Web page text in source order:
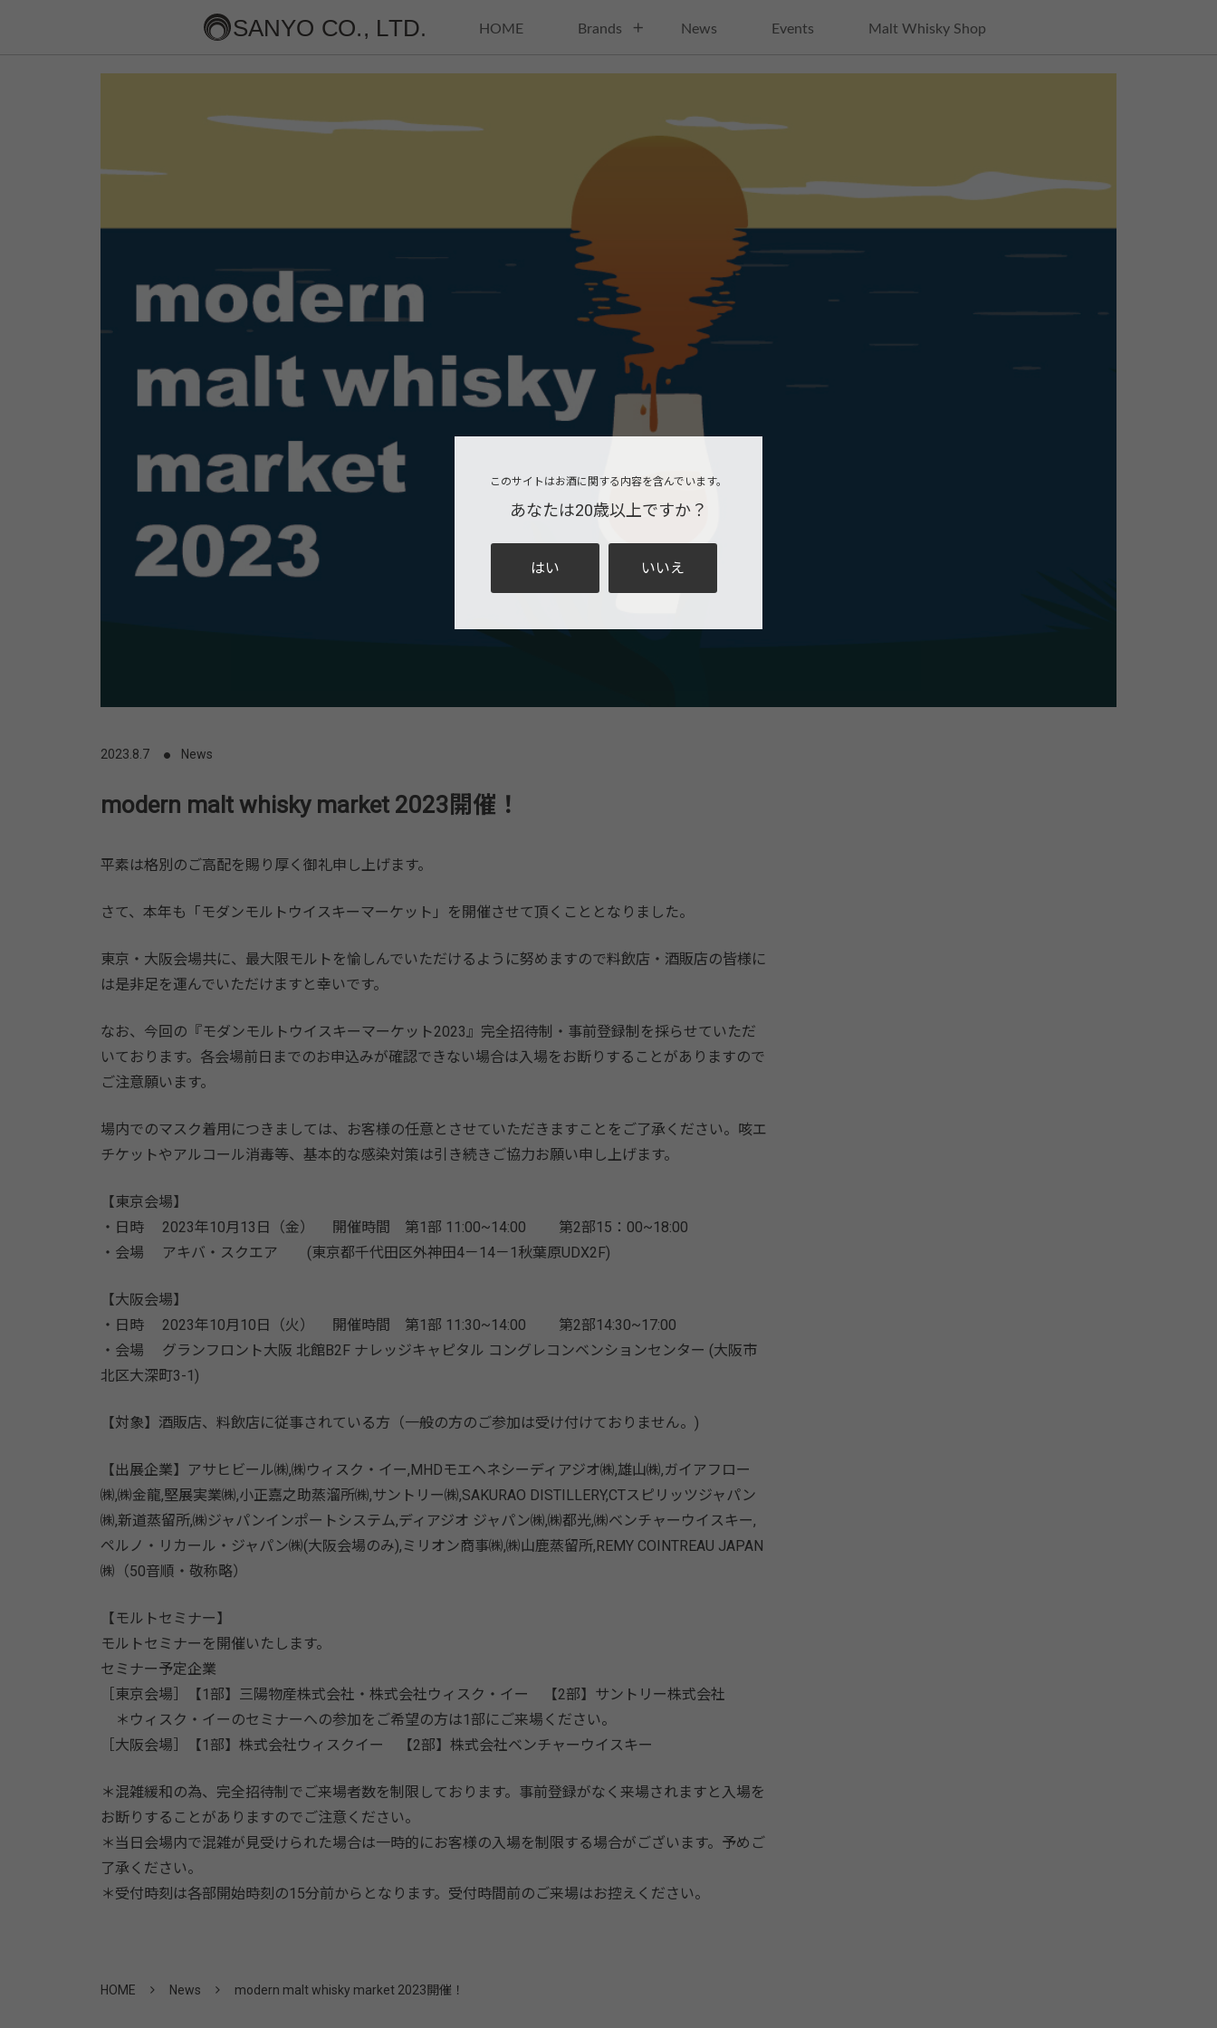
HOME Brands News Events Malt Whisky Shop
2023.8.7 News
modern malt whisky market 2023開催！
平素は格別のご高配を賜り厚く御礼申し上げます。
さて、本年も「モダンモルトウイスキーマーケット」を開催させて頂くこととなりました。
東京・大阪会場共に、最大限モルトを愉しんでいただけるように努めますので料飲店・酒販店の皆様に
は是非足を運んでいただけますと幸いです。
なお、今回の『モダンモルトウイスキーマーケット2023』完全招待制・事前登録制を採らせていただ
いております。各会場前日までのお申込みが確認できない場合は入場をお断りすることがありますので
ご注意願います。
場内でのマスク着用につきましては、お客様の任意とさせていただきますことをご了承ください。咳エ
チケットやアルコール消毒等、基本的な感染対策は引き続きご協力お願い申し上げます。
【東京会場】
・日時 2023年10月13日（金） 開催時間 第1部 11:00~14:00 第2部15：00~18:00
・会場 アキバ・スクエア (東京都千代田区外神田4－14－1秋葉原UDX2F)
【大阪会場】
・日時 2023年10月10日（火） 開催時間 第1部 11:30~14:00 第2部14:30~17:00
・会場 グランフロント大阪 北館B2F ナレッジキャピタル コングレコンベンションセンター (大阪市
北区大深町3-1)
【対象】酒販店、料飲店に従事されている方（一般の方のご参加は受け付けておりません。)
【出展企業】アサヒビール㈱,㈱ウィスク・イー,MHDモエヘネシーディアジオ㈱,雄山㈱,ガイアフロー
㈱,㈱金龍,堅展実業㈱,小正嘉之助蒸溜所㈱,サントリー㈱,SAKURAO DISTILLERY,CTスピリッツジャパン
㈱,新道蒸留所,㈱ジャパンインポートシステム,ディアジオ ジャパン㈱,㈱都光,㈱ベンチャーウイスキー,
ペルノ・リカール・ジャパン㈱(大阪会場のみ),ミリオン商事㈱,㈱山鹿蒸留所,REMY COINTREAU JAPAN
㈱（50音順・敬称略）
【モルトセミナー】
モルトセミナーを開催いたします。
セミナー予定企業
［東京会場］【1部】三陽物産株式会社・株式会社ウィスク・イー 【2部】サントリー株式会社
＊ウィスク・イーのセミナーへの参加をご希望の方は1部にご来場ください。
［大阪会場］【1部】株式会社ウィスクイー 【2部】株式会社ベンチャーウイスキー
＊混雑緩和の為、完全招待制でご来場者数を制限しております。事前登録がなく来場されますと入場を
お断りすることがありますのでご注意ください。
＊当日会場内で混雑が見受けられた場合は一時的にお客様の入場を制限する場合がございます。予めご
了承ください。
＊受付時刻は各部開始時刻の15分前からとなります。受付時間前のご来場はお控えください。
HOME News modern malt whisky market 2023開催！
このサイトはお酒に関する内容を含んでいます。
あなたは20歳以上ですか？
はい いいえ